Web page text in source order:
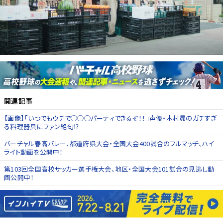
関連記事
【画像】「いつでもウチで◯◯◯パーティできるぞ！！」声優・木村昴のガチすぎ
る料理器具にファン絶句⁉
バーチャル春高バレー、都道府県大会・全国大会400試合のフルマッチ、ハイ
ライト動画を公開中！
第103回全国高校サッカー選手権大会、地区・全国大会101試合の見逃し動
画公開中！